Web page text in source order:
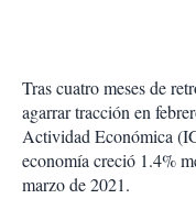
Tras cuatro meses de
agarrar tracción en
Actividad Económica
economía creció 1.4%
marzo de 2021.